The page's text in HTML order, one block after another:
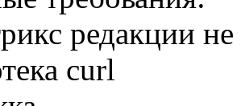
редакции
curl